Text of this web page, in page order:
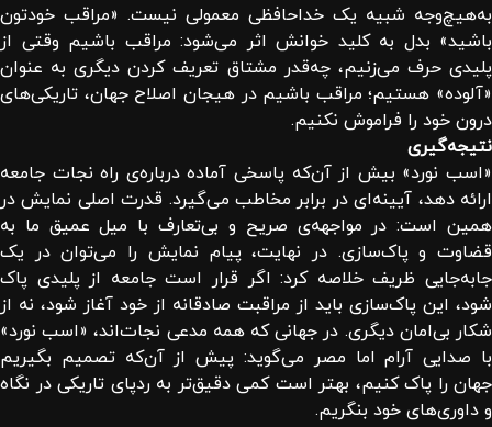
به‌هیچ‌وجه شبیه یک خداحافظی معمولی نیست. «مراقب خودتون
باشید» بدل به کلید خوانش اثر می‌شود: مراقب باشیم وقتی از
پلیدی حرف می‌زنیم، چه‌قدر مشتاق تعریف کردن دیگری به عنوان
«آلوده» هستیم؛ مراقب باشیم در هیجان اصلاح جهان، تاریکی‌های
درون خود را فراموش نکنیم.
نتیجه‌گیری
«اسب نورد» بیش از آن‌که پاسخی آماده درباره‌ی راه نجات جامعه
ارائه دهد، آیینه‌ای در برابر مخاطب می‌گیرد. قدرت اصلی نمایش در
همین است: در مواجهه‌ی صریح و بی‌تعارف با میل عمیق ما به
قضاوت و پاک‌سازی. در نهایت، پیام نمایش را می‌توان در یک
جابه‌جایی ظریف خلاصه کرد: اگر قرار است جامعه از پلیدی پاک
شود، این پاک‌سازی باید از مراقبت صادقانه از خود آغاز شود، نه از
شکار بی‌امان دیگری. در جهانی که همه مدعی نجات‌اند، «اسب نورد»
با صدایی آرام اما مصر می‌گوید: پیش از آن‌که تصمیم بگیریم
جهان را پاک کنیم، بهتر است کمی دقیق‌تر به ردپای تاریکی در نگاه
و داوری‌های خود بنگریم.